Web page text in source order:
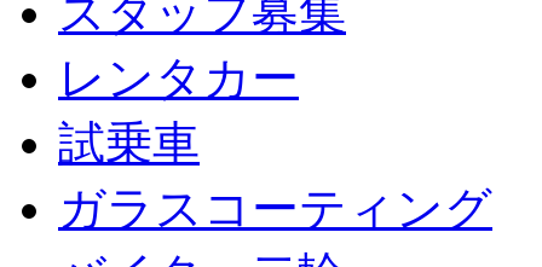
スタッフ募集
レンタカー
試乗車
ガラスコーティング